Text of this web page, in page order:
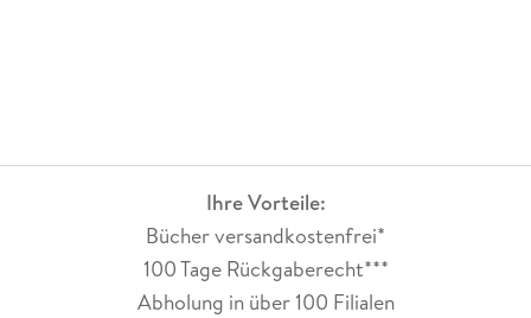
Ihre Vorteile:
Bücher versandkostenfrei*
100 Tage Rückgaberecht***
Abholung in über 100 Filialen